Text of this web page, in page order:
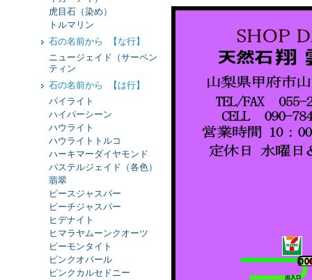
虎目石（染め）
トルマリン
石の名前から 【な行】
ニュージェイド（サーペン
ティン
石の名前から 【は行】
パイライト
ハイパーシーン
ハウライト
ハウライトトルコ
ハーキマーダイヤモンド
パステルジェイド（各色）
翡翠
ピースジャスパー
ピーチジャスパー
ヒデナイト
ヒマラヤムーンクオーツ
ピーモンタイト
ピンクオパール
ピンクカルセドニー